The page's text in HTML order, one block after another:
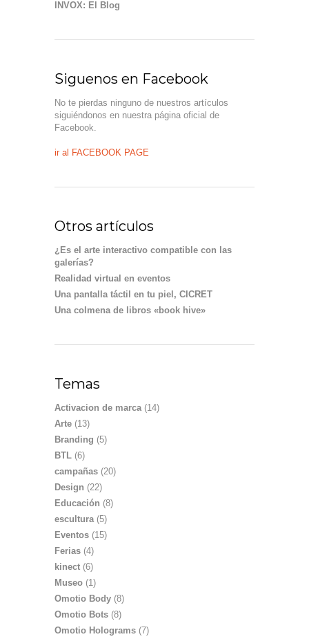
INVOX: El Blog
Siguenos en Facebook
No te pierdas ninguno de nuestros artículos
siguiéndonos en nuestra página oficial de
Facebook.
ir al FACEBOOK PAGE
Otros artículos
¿Es el arte interactivo compatible con las
galerías?
Realidad virtual en eventos
Una pantalla táctil en tu piel, CICRET
Una colmena de libros «book hive»
Temas
Activacion de marca(14)
Arte (13)
Branding (5)
BTL (6)
campañas (20)
Design (22)
Educación (8)
escultura(5)
Eventos (15)
Ferias (4)
kinect (6)
Museo (1)
Omotio Body (8)
Omotio Bots (8)
Omotio Holograms (7)